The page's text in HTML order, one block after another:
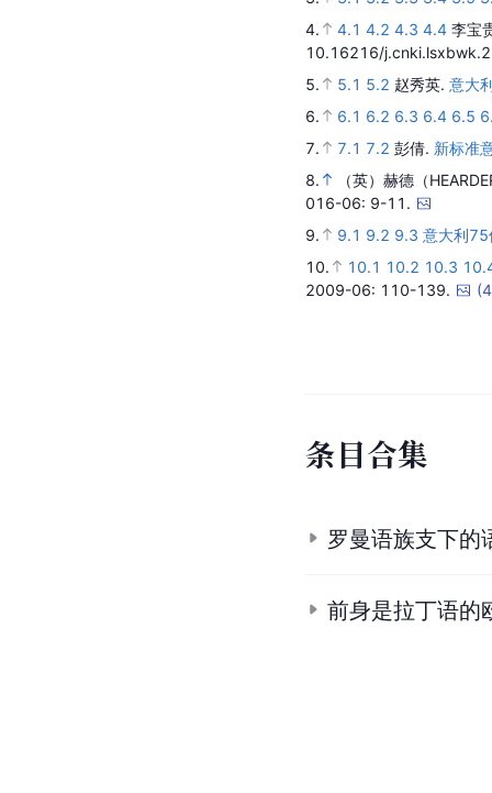
4.
4.1 4.2 4.3 4.4 李宝
10.16216/
5.
5.1 5.2 赵秀英. 意大
6.
6.1 6.2 6.3 6.4 6.5
7.
7.1 7.2 彭倩. 新标准
8.
（英）赫德（
016-06: 9-11.
9.
9.1 9.2 9.3 意大利75
10.
10.1 10.2 10.3
2009-06: 110-139. (4
条目合集
罗曼语族支下的
前身是拉丁语的